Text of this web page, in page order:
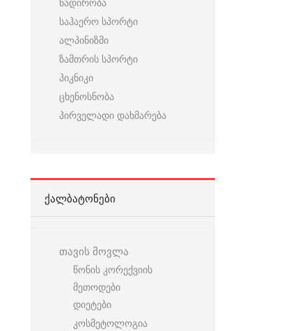
ნადირობა
საჰაერო სპორტი
ალპინიზმი
ზამთრის სპორტი
პიკნიკი
ცხენოსნობა
პირველადი დახმარება
ᲥᲐᲚᲑᲐᲢᲝᲜᲔᲑᲘ
თავის მოვლა
წონის კორექვიის
მეთოდები
დიეტები
კოსმეტოლოგია